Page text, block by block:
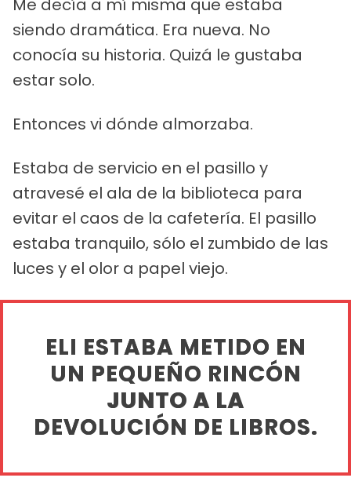
Me decía a mí misma que estaba
siendo dramática. Era nueva. No
conocía su historia. Quizá le gustaba
estar solo.
Entonces vi dónde almorzaba.
Estaba de servicio en el pasillo y
atravesé el ala de la biblioteca para
evitar el caos de la cafetería. El pasillo
estaba tranquilo, sólo el zumbido de las
luces y el olor a papel viejo.
ELI ESTABA METIDO EN
UN PEQUEÑO RINCÓN
JUNTO A LA
DEVOLUCIÓN DE LIBROS.